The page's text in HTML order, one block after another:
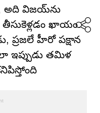
అది విజయ్‌ను
ఖాయం.
ప్రజలే హీరో పక్షాన
ఇప్పుడు తమిళ